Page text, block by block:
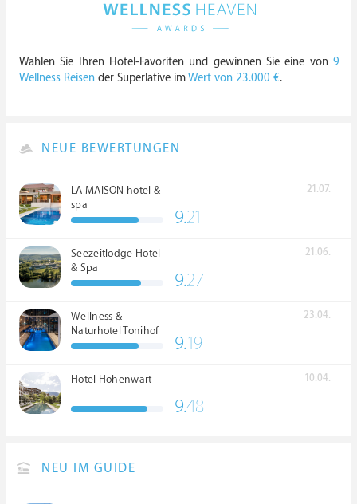
Wählen Sie Ihren Hotel-Favoriten und gewinnen Sie eine von 9
Wellness Reisen der Superlative imWert von 23.000 €.
NEUE BEWERTUNGEN
LA MAISON hotel &
spa
21.07.
9.21
Seezeitlodge Hotel
& Spa
21.06.
9.27
Wellness &
Naturhotel Tonihof
****S
23.04.
9.19
Hotel Hohenwart 10.04.
9.48
NEU IM GUIDE